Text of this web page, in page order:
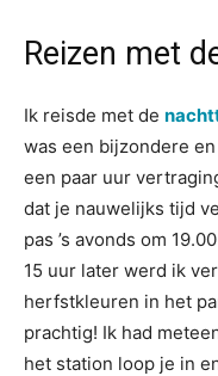
Reizen met
Ik reisde met de
was een bijzondere
een paar uur
dat je nauwelijks tijd
pas ’s avonds om
15 uur later werd ik
herfstkleuren in het
prachtig! Ik had
het station loop je in